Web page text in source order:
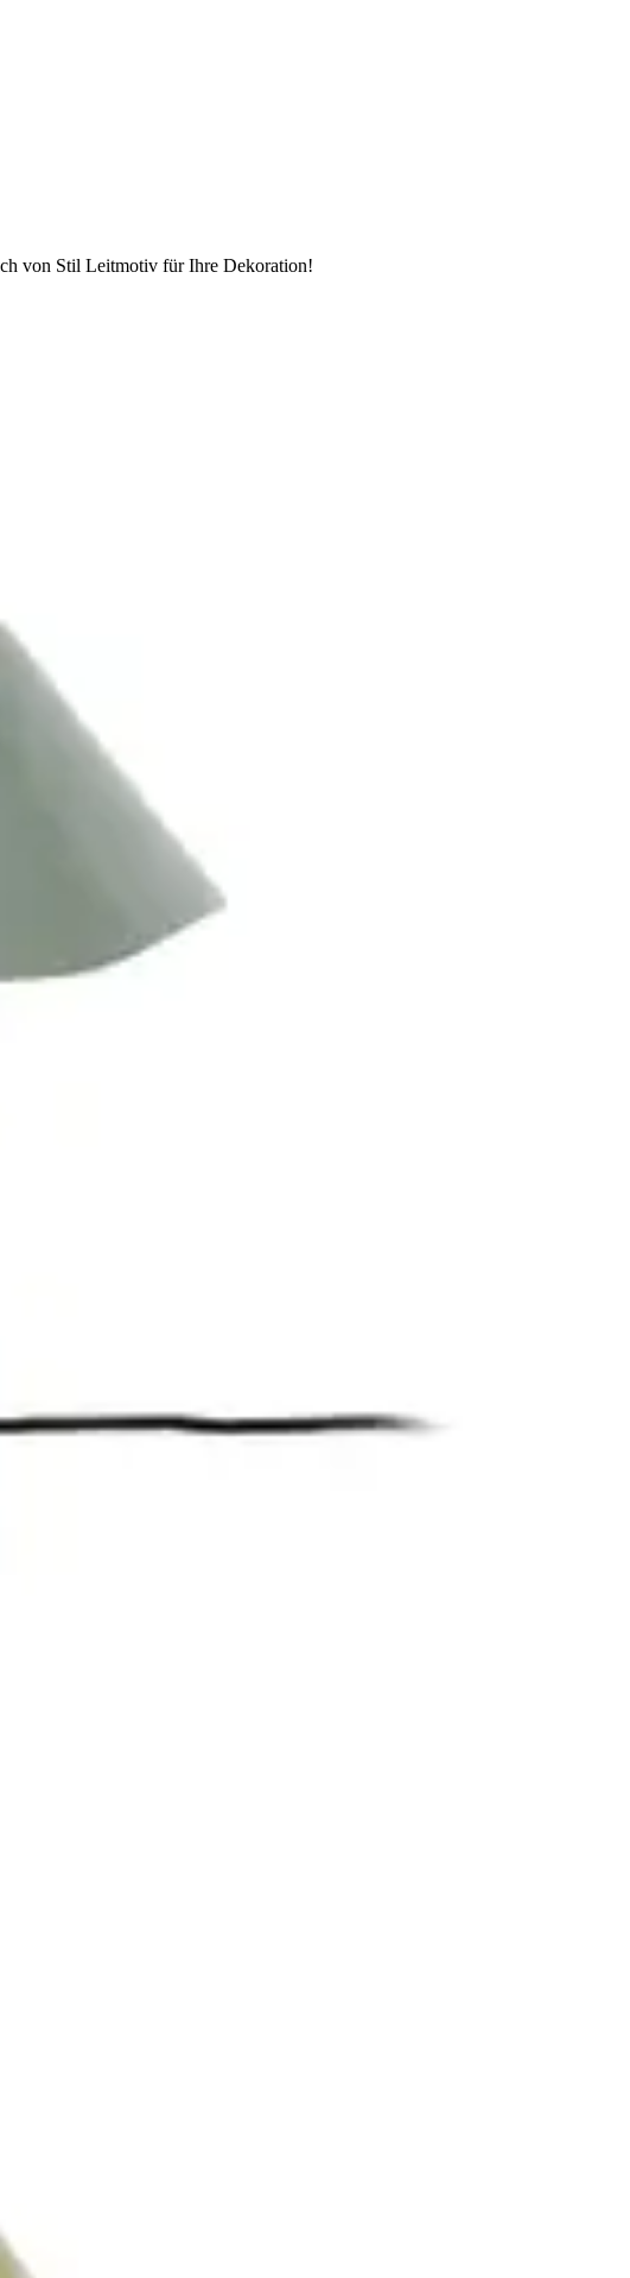
von Stil Leitmotiv für Ihre Dekoration!